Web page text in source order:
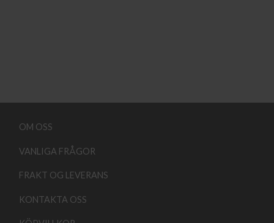
OM OSS
VANLIGA FRÅGOR
FRAKT OG LEVERANS
KONTAKTA OSS